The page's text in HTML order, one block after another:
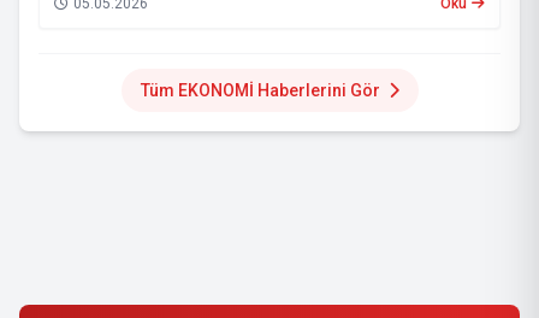
kamu alacaklarının tahsilatını hızlandırmayı hedefliyor.
Tüm EKONOMİ Haberlerini Gör